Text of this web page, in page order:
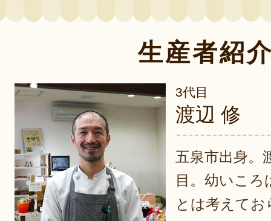
生産者紹
3代目
渡辺 修
五泉市出身。
目。幼いころ
とは考えて